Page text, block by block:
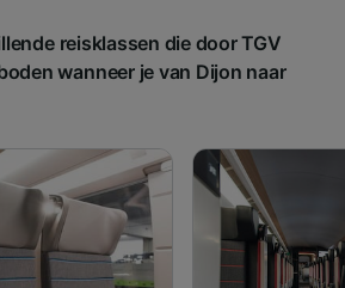
reisklassen die door TGV
wanneer je van Dijon naar